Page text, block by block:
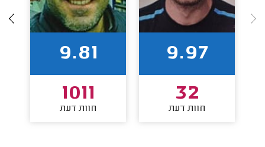
9.97
32
חוות דעת
9.81
1011
חוות דעת